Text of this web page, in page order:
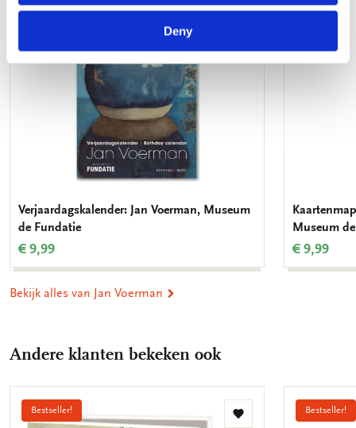
Deny
Verjaardagskalender: Jan Voerman, Museum
de Fundatie
€ 9,99
Museum
€ 9,99
Bekijk alles van Jan Voerman
Andere klanten bekeken ook
Bestseller!
Toevoegen
Bestseller!